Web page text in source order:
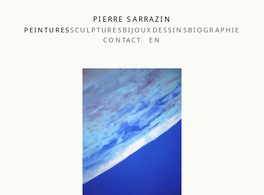
PIERRE SARRAZIN
PEINTURESSCULPTURES BIJOUX DESSINS BIOGRAPHIE
CONTACT
EN